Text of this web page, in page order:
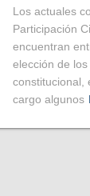
Los actuales
Participación
encuentran
elección de
constitucional,
cargo algunos